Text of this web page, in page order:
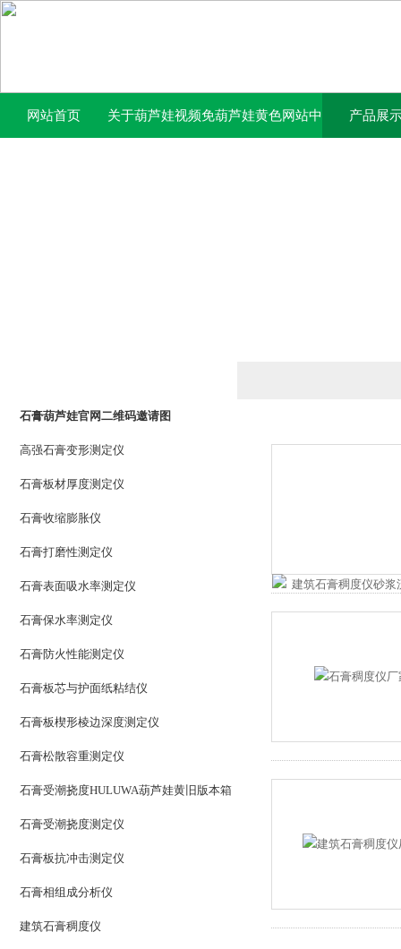
网站首页 关于葫芦娃视频免葫芦娃黄色网站中 产品展
石膏葫芦娃官网二维码邀请图
高强石膏变形测定仪
石膏板材厚度测定仪
石膏收缩膨胀仪
石膏打磨性测定仪
石膏表面吸水率测定仪
石膏保水率测定仪
石膏防火性能测定仪
石膏板芯与护面纸粘结仪
石膏板楔形棱边深度测定仪
石膏松散容重测定仪
石膏受潮挠度HULUWA葫芦娃黄旧版本箱
石膏受潮挠度测定仪
石膏板抗冲击测定仪
石膏相组成分析仪
建筑石膏稠度仪